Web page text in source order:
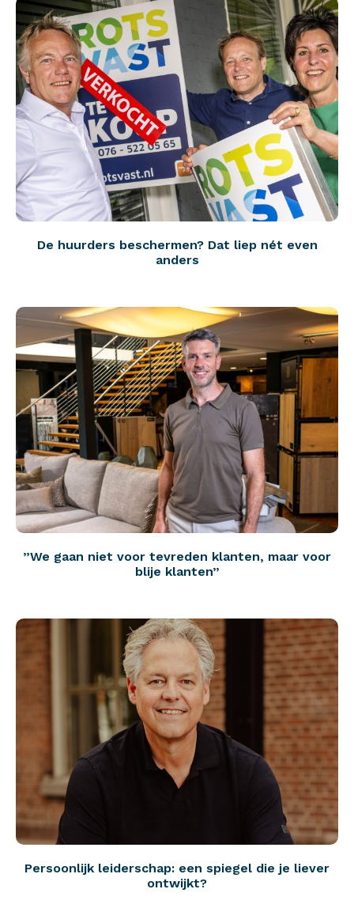
De huurders beschermen? Dat liep nét even
anders
”We gaan niet voor tevreden klanten, maar voor
blije klanten”
Persoonlijk leiderschap: een spiegel die je liever
ontwijkt?